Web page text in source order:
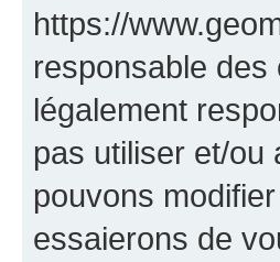
https://
responsable des
légalement
pas utiliser et/ou
pouvons
essaierons de